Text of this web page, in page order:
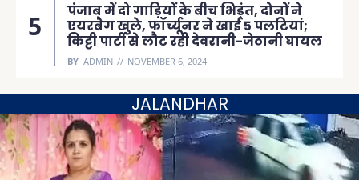
पंजाब में दो गाड़ियों के बीच भिड़ंत, दोनों ने
एयरबैग खुले, फॉर्च्यूनर ने खाई 5 पलटियां;
किट्टी पार्टी से लौट रही देवरानी-जेठानी घायल
BY ADMIN NOVEMBER 6, 2024
JALANDHAR